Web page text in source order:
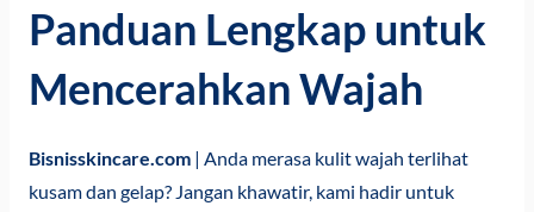
Panduan Lengkap untuk
Mencerahkan Wajah
Bisnisskincare.com| Anda merasa kulit wajah terlihat
kusam dan gelap? Jangan khawatir, kami hadir untuk